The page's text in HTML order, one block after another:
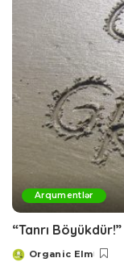
Arqumentlər
“Tanrı Böyükdür!”
Posted
Organic Elm